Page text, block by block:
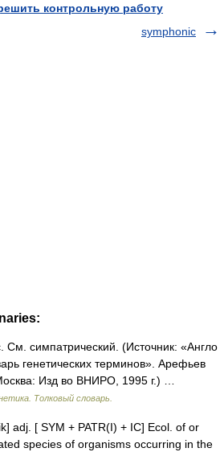
контрольную работу
symphonic
симпатрический. (Источник: «Англо
генетических терминов». Арефьев
Изд во ВНИРО, 1995 г.) …
Толковый словарь.
adj. [ SYM + PATR(I) + IC] Ecol. of or
species of organisms occurring in the